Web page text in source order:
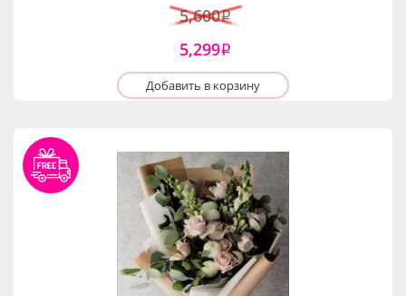
5,600i
5,299i
Добавить в корзину